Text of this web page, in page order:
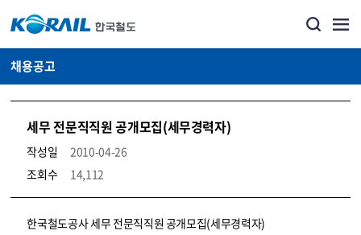
채용공고
세무 전문직직원 공개모집(세무경력자)
작성일
2010-04-26
조회수
14,112
코레일소개_경영공시_채용공고 상세보기 – 내용, 파일, 담당자 연락처로 구성
한국철도공사 세무 전문직직원 공개모집(세무경력자)